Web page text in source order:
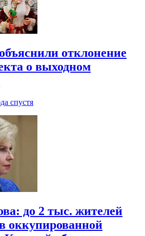
отклонение
о выходном
спустя
до 2 тыс. жителей
оккупированной